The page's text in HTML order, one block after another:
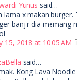
Yunus said…
lama x makan burger.
banjir dia memang
15, 2018 at 10:05 AM
said…
Kong Lava